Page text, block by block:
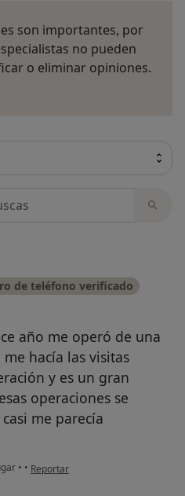
son importantes, por
no pueden
o eliminar opiniones.
de teléfono verificado
año me operó de una
hacía las visitas
y es un gran
operaciones se
me parecía
• • en opinión del usuario menditzane3
Reportar